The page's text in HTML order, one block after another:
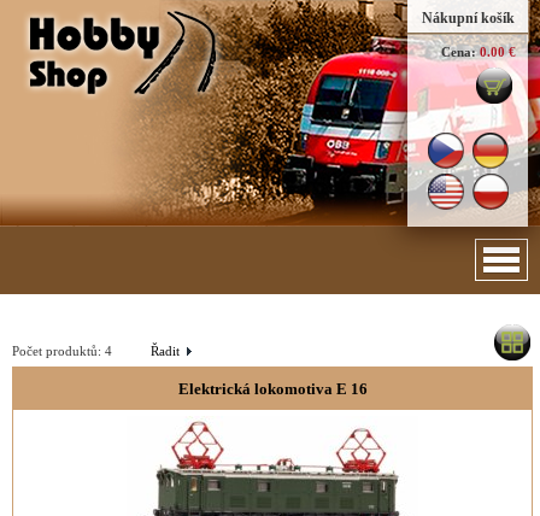
Nákupní košík
Cena: 0.00 €
Řadit
Počet produktů: 4
Elektrická lokomotiva E 16